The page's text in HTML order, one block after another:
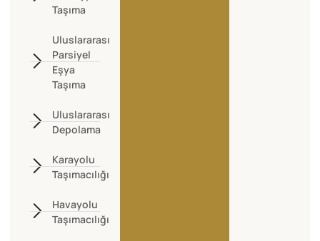
Taşıma
Uluslararası
Parsiyel
Eşya
Taşıma
Uluslararası
Depolama
Karayolu
Taşımacılığı
Havayolu
Taşımacılığı